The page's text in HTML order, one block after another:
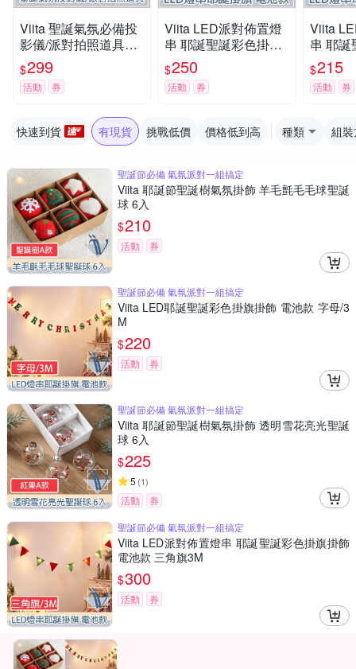
Viita 聖誕氣氛必備投
影儀/派對拍照道具投
射燈 紅色+8片背景
$299
活動 券
Viita LED派對佈置燈
串 耶誕聖誕彩色掛旗
掛飾 電池款 聖誕拐杖
3M
$250
活動 券
Viita
串 耶誕
掛飾
$215
活動 券
快速到貨 有現貨 挑戰低價 價格低到高 種類 組
聖誕節必備 氣氛派對一組搞定
Viita 耶誕節聖誕樹氣氛掛飾 羊毛氈毛毛球聖誕
球 6入
$210
活動 券
聖誕節必備 氣氛派對一組搞定
Viita LED耶誕聖誕彩色掛旗掛飾 電池款 字母/3
M
$220
活動 券
聖誕節必備 氣氛派對一組搞定
Viita 耶誕節聖誕樹氣氛掛飾 透明雪花亮光聖誕
球 6入
$225
5 (1)
活動
券
聖誕節必備 氣氛派對一組搞定
Viita LED派對佈置燈串 耶誕聖誕彩色掛旗掛飾
電池款 三角旗3M
$300
活動 券